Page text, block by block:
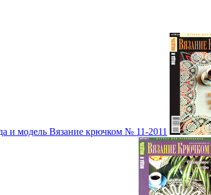
и модель Вязание крючком № 11-2011